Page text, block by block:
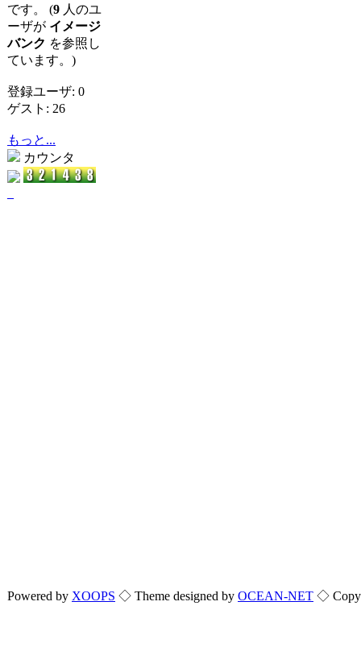
です。 (9 人のユ
ーザが イメージ
バンク を参照し
ています。)
登録ユーザ: 0
ゲスト: 26
もっと...
カウンタ
Powered by XOOPS ◇ Theme designed by OCEAN-NET ◇